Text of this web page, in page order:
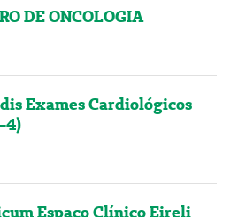
DE ONCOLOGIA
Exames Cardiológicos
4)
Espaço Clínico Eireli